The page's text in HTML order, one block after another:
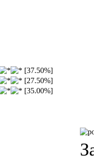
[37.50%]
[27.50%]
[35.00%]